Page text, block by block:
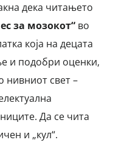
дека читањето
за мозокот“ во
која на децата
и подобри оценки,
нивниот свет –
Да се чита
и „кул“.